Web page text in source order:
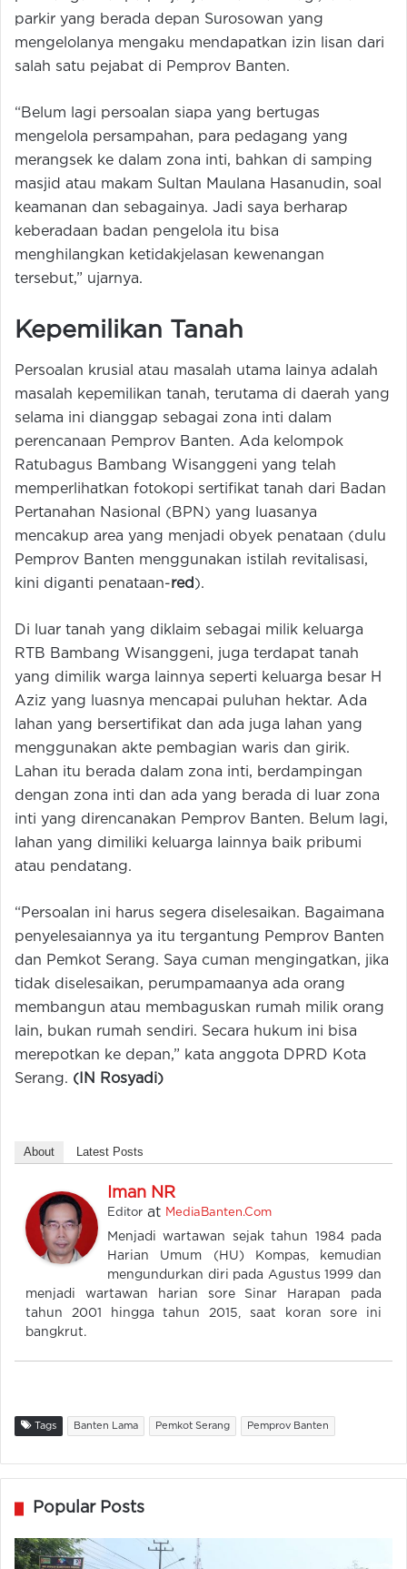
parkir yang berada depan Surosowan yang
mengelolanya mengaku mendapatkan izin lisan dari
salah satu pejabat di Pemprov Banten.
“Belum lagi persoalan siapa yang bertugas
mengelola persampahan, para pedagang yang
merangsek ke dalam zona inti, bahkan di samping
masjid atau makam Sultan Maulana Hasanudin, soal
keamanan dan sebagainya. Jadi saya berharap
keberadaan badan pengelola itu bisa
menghilangkan ketidakjelasan kewenangan
tersebut,” ujarnya.
Kepemilikan Tanah
Persoalan krusial atau masalah utama lainya adalah
masalah kepemilikan tanah, terutama di daerah yang
selama ini dianggap sebagai zona inti dalam
perencanaan Pemprov Banten. Ada kelompok
Ratubagus Bambang Wisanggeni yang telah
memperlihatkan fotokopi sertifikat tanah dari Badan
Pertanahan Nasional (BPN) yang luasanya
mencakup area yang menjadi obyek penataan (dulu
Pemprov Banten menggunakan istilah revitalisasi,
kini diganti penataan-red ).
Di luar tanah yang diklaim sebagai milik keluarga
RTB Bambang Wisanggeni, juga terdapat tanah
yang dimilik warga lainnya seperti keluarga besar H
Aziz yang luasnya mencapai puluhan hektar. Ada
lahan yang bersertifikat dan ada juga lahan yang
menggunakan akte pembagian waris dan girik.
Lahan itu berada dalam zona inti, berdampingan
dengan zona inti dan ada yang berada di luar zona
inti yang direncanakan Pemprov Banten. Belum lagi,
lahan yang dimiliki keluarga lainnya baik pribumi
atau pendatang.
“Persoalan ini harus segera diselesaikan. Bagaimana
penyelesaiannya ya itu tergantung Pemprov Banten
dan Pemkot Serang. Saya cuman mengingatkan, jika
tidak diselesaikan, perumpamaanya ada orang
membangun atau membaguskan rumah milik orang
lain, bukan rumah sendiri. Secara hukum ini bisa
merepotkan ke depan,” kata anggota DPRD Kota
Serang. (IN Rosyadi)
About Latest Posts
Iman NR
Editor at MediaBanten.Com
Menjadi wartawan sejak tahun 1984 pada
Harian Umum (HU) Kompas, kemudian
mengundurkan diri pada Agustus 1999 dan
menjadi wartawan harian sore Sinar Harapan pada
tahun 2001 hingga tahun 2015, saat koran sore ini
bangkrut.
Tags Banten Lama Pemkot Serang Pemprov Banten
Popular Posts